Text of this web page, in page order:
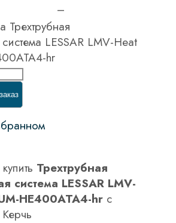
–
Трехтрубная
LESSAR LMV-Heat
hr
Трехтрубная
система LESSAR LMV-
HE400ATA4-hr с